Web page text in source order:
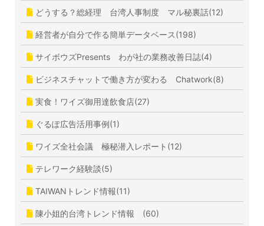
どうする？総経理 台湾人事制度 マル秘裏話(12)
経営者が自分で作る簡単データベース(198)
サイボウズPresents わが社の業務改善日誌(4)
ビジネスチャットで働き方が変わる Chatwork(8)
実食！ワイズ御用達飲食店(27)
ぐるぽ広告活用事例(1)
ワイズ全社会議 極秘潜入レポート(12)
テレワーク経験談(5)
TAIWANトレンド情報(11)
陳小姐的台湾トレンド情報 (60)